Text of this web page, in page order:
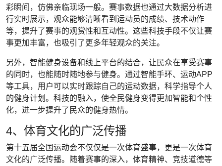
彩瞬间，仿佛亲临现场一般。赛事数据也通过大数据分析进
行实时展示，观众能够清晰看到运动员的成绩、技术动作
等，提升了赛事的观赏性和互动性。这些科技手段不仅让赛
事更加丰富，也吸引了更多年轻观众的关注。
另外，智能健身设备和线上平台的结合，让民众在享受赛事
的同时，也能随时随地参与健身。通过智能手环、运动APP
等工具，用户可以实时跟踪自己的运动数据，科学指导个人
的健身计划。科技的融入，使全民健身变得更加智能和个性
化，进一步提升了民众的健身热情。
4、体育文化的广泛传播
第十五届全国运动会不仅仅是一次体育盛事，更是一次体育
文化的广泛传播。随着赛事的深入，体育精神、竞技道德等